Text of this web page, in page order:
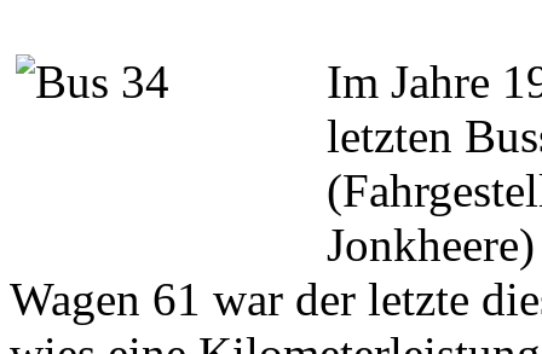
Im Jahre
letzten
Wagen 61 war der letzte